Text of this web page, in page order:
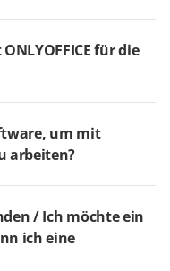
für die
um mit
arbeiten?
/ Ich möchte ein
ich eine